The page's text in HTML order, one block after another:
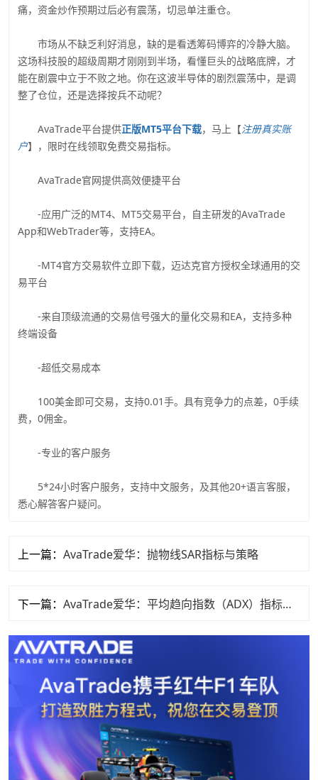
痛，资金炒作预期过后必有震荡，切忌单注重仓。
市场从不缺乏利好消息，缺的是看透筹码博弈的冷静大脑。
这场科技股的超级周期才刚刚到半场，看懂巨头的战略底牌，才
能在剧震中立于不败之地。你在这波半导体的剧烈震荡中，是调
整了仓位，还是选择按兵不动呢？
AvaTrade平台提供正版MT5平台下载，马上【注册真实账
户】，限时在线领取免费交易指标。
AvaTrade官网提供高效便捷平台
-应用广泛的MT4、MT5交易平台，自主研发的AvaTrade
App和WebTrader等，支持EA。
-MT4官方交易软件立即下载，迈达克官方授权全球通用的交
易平台
-来自顶级流通的交易信号强大的量化交易和EA，支持多种
终端设备
-超低交易成本
100美金即可交易，支持0.01手。具有竞争力的点差，0手续
费，0佣金。
-专业的客户服务
5*24小时客户服务，支持中文服务，及其他20+语言客服，
悉心解答客户疑问。
上一篇： AvaTrade爱华：抛物线SAR指标与策略
下一篇： AvaTrade爱华：平均趋向指数（ADX）指标交易策略